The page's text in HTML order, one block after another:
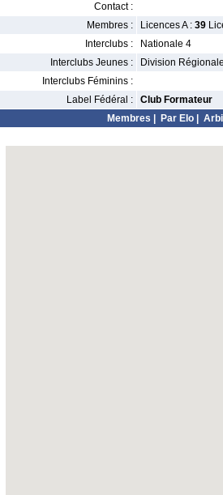
Contact :
Membres :
Licences A : 39
Interclubs :
Nationale 4
Interclubs Jeunes :
Division
Interclubs Féminins :
Label Fédéral :
Club Formateur
Membres
Par Elo